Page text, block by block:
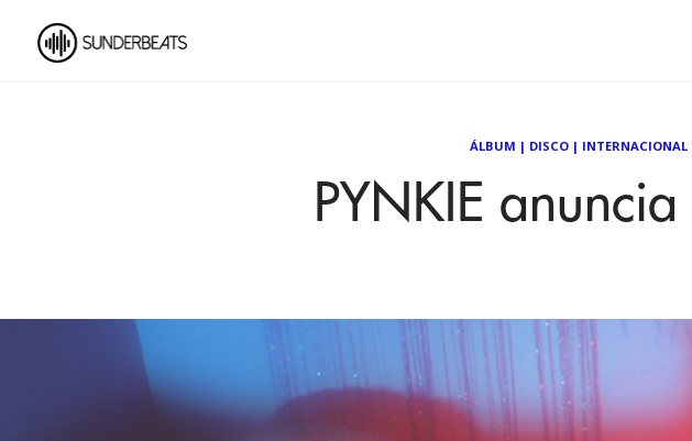
ÁLBUM | DISCO | INTERNACIONAL
PYNKIE